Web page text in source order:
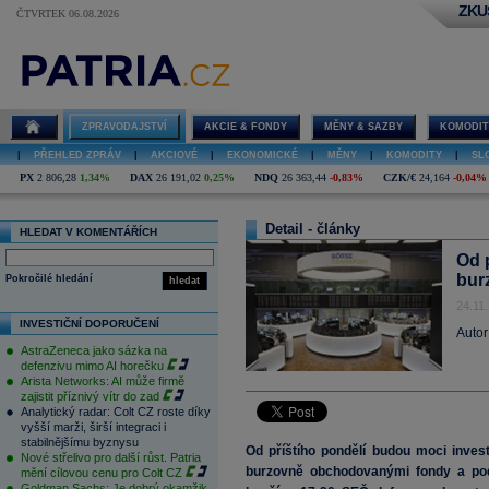
ČTVRTEK 06.08.2026
ZPRAVODAJSTVÍ AKCIE & FONDY MĚNY & SAZBY
PŘEHLED ZPRÁV AKCIOVÉ EKONOMICKÉ MĚNY KOMODITY
PX 2 806,28 1,34% DAX 26 191,02 0,25% NDQ 26 363,44 -0,83% CZK/€ 24,164 -0,04%
HLEDAT V KOMENTÁŘÍCH
hledat
Pokročilé hledání
INVESTIČNÍ DOPORUČENÍ
AstraZeneca jako sázka na
defenzivu mimo AI horečku
Arista Networks: AI může firmě
zajistit příznivý vítr do zad
Analytický radar: Colt CZ roste díky
vyšší marži, širší integraci i
stabilnějšímu byznysu
Nové střelivo pro další růst. Patria
mění cílovou cenu pro Colt CZ
Detail - články
Od
Od příštího pondělí budou moci
burzovně obchodovanými fondy a